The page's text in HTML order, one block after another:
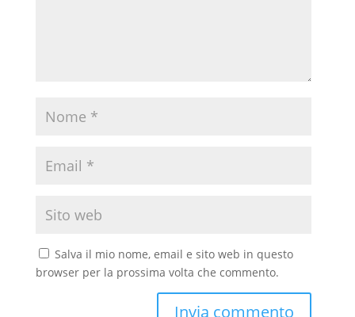
Salva il mio nome, email e sito web in questo
browser per la prossima volta che commento.